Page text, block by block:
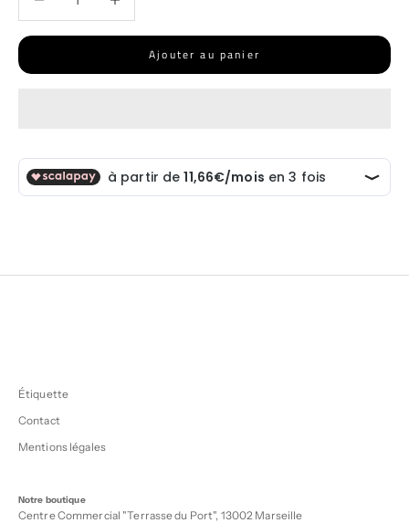
Ajouter au panier
Étiquette
Contact
Mentions légales
Notre boutique
Centre Commercial "Terrasse du Port", 13002 Marseille